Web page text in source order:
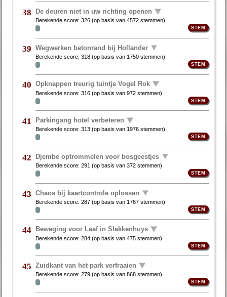
38 De deuren niet in uw richting openen
Berekende score:326 (op basis van4572 stemmen)
39 Wegwerken betonrand bij Hollander
Berekende score:318 (op basis van 1750 stemmen)
40 Opknappen treurig tuintje Vogel Rok
Berekende score:316 (op basis van972 stemmen)
41 Parkingang hotel verbeteren
Berekende score:313 (op basis van1976 stemmen)
42 Djembe optrommelen voor bosgeestjes
Berekende score:291 (op basis van372 stemmen)
43 Chaos bij kaartcontrole oplossen
Berekende score:287 (op basis van 1767 stemmen)
44 Beweging voor Laaf in Slakkenhuys
Berekende score:284 (op basis van475 stemmen)
45 Zuidkant van het park verfraaien
Berekende score:279 (op basis van868 stemmen)